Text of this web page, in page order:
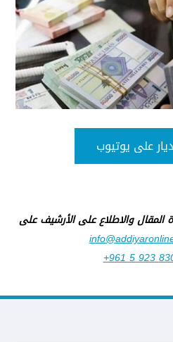
على يوتيوب
المقال والاطلاع على الأرشيف على
+961 5 923